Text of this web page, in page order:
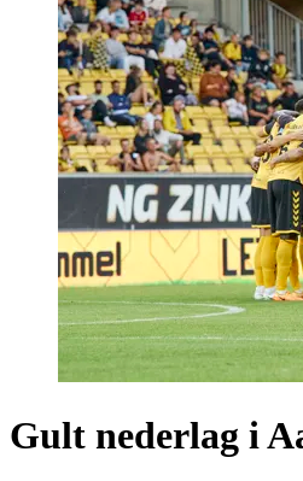
Gult nederlag i